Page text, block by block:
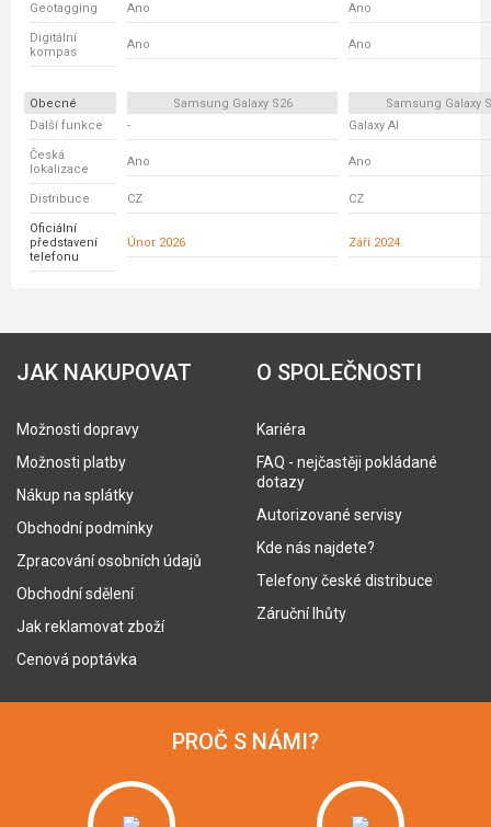
Geotagging Ano Ano
Digitální
kompas
Ano Ano
Obecné Samsung Galaxy S26
Samsung Galaxy
Další funkce
- Galaxy AI
Česká
lokalizace
Ano Ano
Distribuce CZ CZ
Oficiální
představení
telefonu
Únor 2026 Září 2024
JAK NAKUPOVAT
Možnosti dopravy
Možnosti platby
Nákup na splátky
Obchodní podmínky
Zpracování osobních údajů
Obchodní sdělení
Jak reklamovat zboží
Cenová poptávka
O SPOLEČNOSTI
Kariéra
FAQ - nejčastěji pokládané
dotazy
Autorizované servisy
Kde nás najdete?
Telefony české distribuce
Záruční lhůty
PROČ S NÁMI?